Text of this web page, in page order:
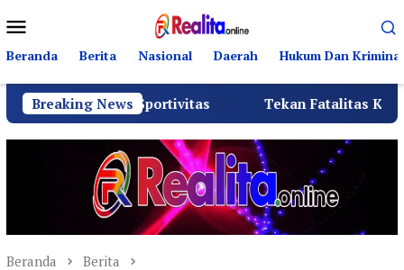
ke
kontenMobile
Beranda Berita Nasional Daerah Hukum Dan Kriminal
Breaking News
Sportivitas Tekan Fatalitas Kecelakaan, SMKN 3
Beranda Berita